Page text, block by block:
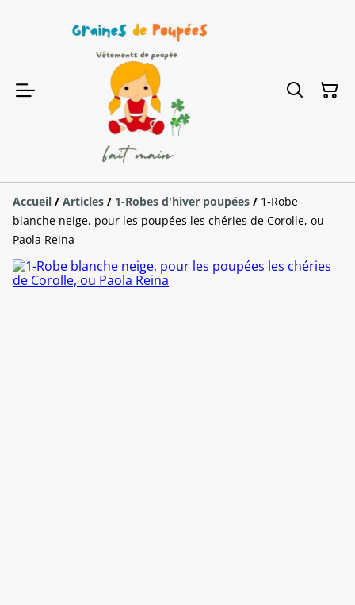
Accueil / Articles / 1-Robes d'hiver poupées / 1-Robe
blanche neige, pour les poupées les chéries de Corolle, ou
Paola Reina